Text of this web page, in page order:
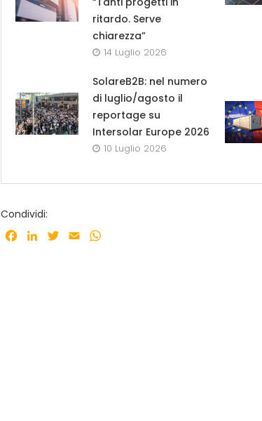
ritardo. Serve
chiarezza”
14 Luglio 2026
SolareB2B: nel numero
di luglio/agosto il
reportage su
Intersolar Europe 2026
10 Luglio 2026
Condividi:
Facebook
LinkedInTwitter
Email